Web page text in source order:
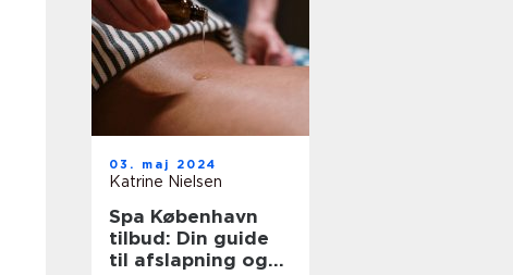
03. maj 2024
Katrine Nielsen
Spa København
tilbud: Din guide
til afslapning og